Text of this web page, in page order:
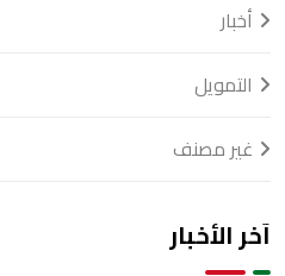
أخبار
التمويل
غير مصنف
آخر الأخبار